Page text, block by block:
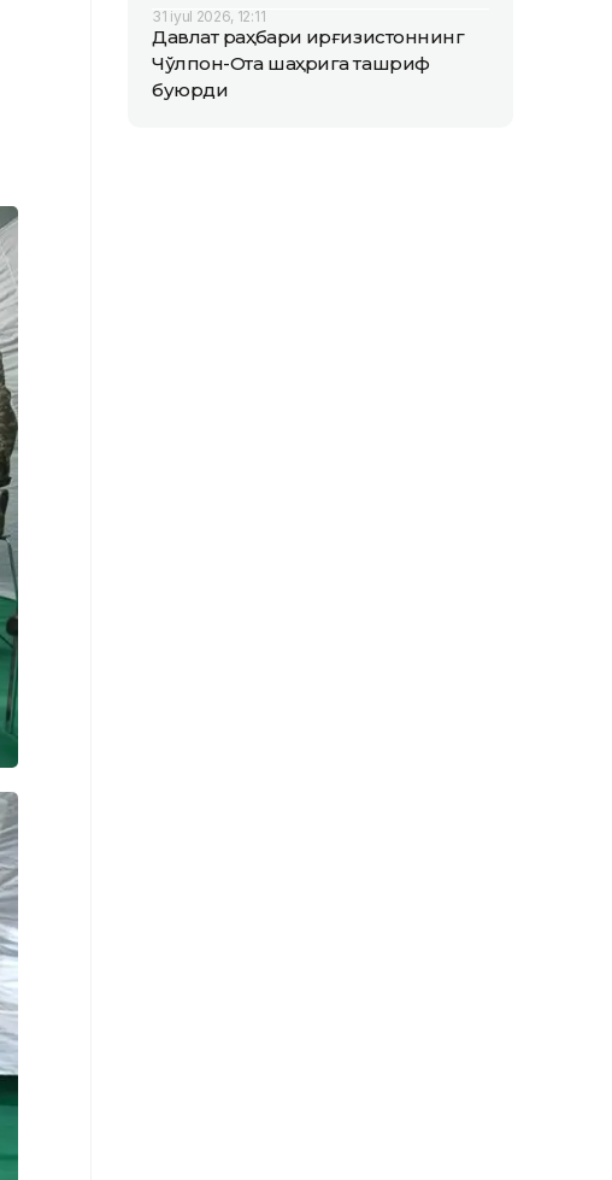
31 iyul 2026, 12:11
Давлат раҳбари Қирғизистоннинг
Чўлпон-Ота шаҳрига ташриф
буюрди